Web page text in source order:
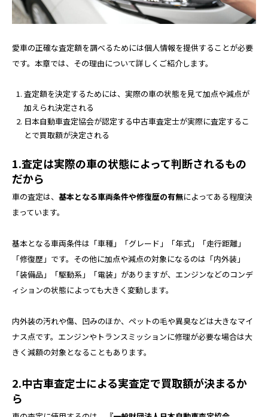
愛車の正確な査定額を調べるためには個人情報を提供することが必要
です。本章では、その理由について詳しくご紹介します。
査定額を決定するためには、実際の車の状態を見て加点や減点が
加えられ決定される
日本自動車査定協会が認定する中古車査定士が実際に査定するこ
とで買取額が決定される
1.査定は実際の車の状態によって判断されるもの
だから
車の査定は、 基本となる車両条件や修復歴の有無によってある程度決
まっています。
基本となる車両条件は「車種」「グレード」「年式」「走行距離」
「修復歴」です。その他に加点や減点の対象になるのは「内外装」
「装備品」「駆動系」「電装」がありますが、エンジンなどのコンデ
ィションの状態によっても大きく変動します。
内外装の汚れや傷、凹みのほか、ペットの毛や異臭などは大きなマイ
ナス点です。エンジンやトランスミッションに修理が必要な場合は大
きく減額の対象となることもあります。
2.中古車査定士による実査定で買取額が決まるか
ら